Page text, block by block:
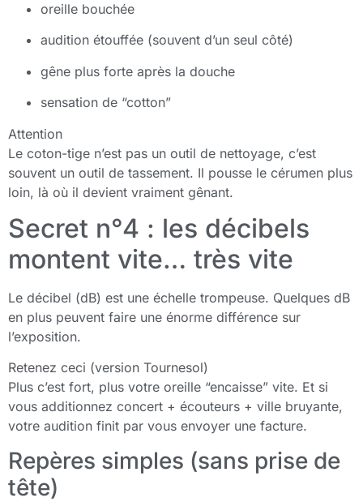
oreille bouchée
audition étouffée (souvent d’un seul côté)
gêne plus forte après la douche
sensation de “cotton”
Attention
Le coton-tige n’est pas un outil de nettoyage, c’est
souvent un outil de tassement. Il pousse le cérumen plus
loin, là où il devient vraiment gênant.
Secret n°4 : les décibels
montent vite… très vite
Le décibel (dB) est une échelle trompeuse. Quelques dB
en plus peuvent faire une énorme différence sur
l’exposition.
Retenez ceci (version Tournesol)
Plus c’est fort, plus votre oreille “encaisse” vite. Et si
vous additionnez concert + écouteurs + ville bruyante,
votre audition finit par vous envoyer une facture.
Repères simples (sans prise de
tête)